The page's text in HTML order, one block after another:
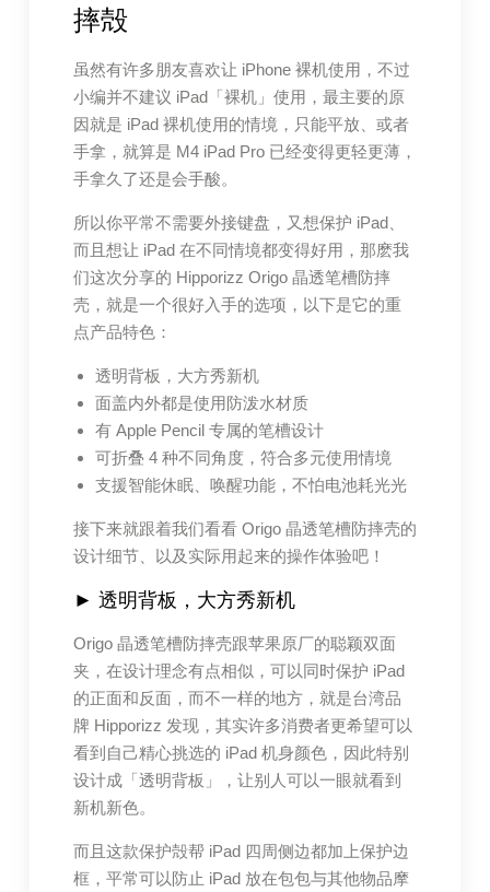
摔殻
虽然有许多朋友喜欢让 iPhone 裸机使用，不过
小编并不建议 iPad「裸机」使用，最主要的原
因就是 iPad 裸机使用的情境，只能平放、或者
手拿，就算是 M4 iPad Pro 已经变得更轻更薄，
手拿久了还是会手酸。
所以你平常不需要外接键盘，又想保护 iPad、
而且想让 iPad 在不同情境都变得好用，那麽我
们这次分享的 Hipporizz Origo 晶透笔槽防摔
壳，就是一个很好入手的选项，以下是它的重
点产品特色：
透明背板，大方秀新机
面盖内外都是使用防泼水材质
有 Apple Pencil 专属的笔槽设计
可折叠 4 种不同角度，符合多元使用情境
支援智能休眠、唤醒功能，不怕电池耗光光
接下来就跟着我们看看 Origo 晶透笔槽防摔壳的
设计细节、以及实际用起来的操作体验吧！
► 透明背板，大方秀新机
Origo 晶透笔槽防摔壳跟苹果原厂的聪颖双面
夹，在设计理念有点相似，可以同时保护 iPad
的正面和反面，而不一样的地方，就是台湾品
牌 Hipporizz 发现，其实许多消费者更希望可以
看到自己精心挑选的 iPad 机身颜色，因此特别
设计成「透明背板」，让别人可以一眼就看到
新机新色。
而且这款保护殻帮 iPad 四周侧边都加上保护边
框，平常可以防止 iPad 放在包包与其他物品摩